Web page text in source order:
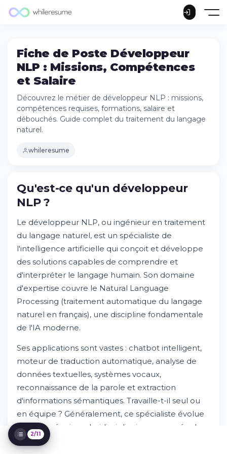
Fiche de Poste Développeur
NLP : Missions, Compétences
et Salaire
Découvrez le métier de développeur NLP : missions,
compétences requises, formations, salaire et
débouchés. Guide complet du traitement du langage
naturel.
whileresume
Qu'est-ce qu'un développeur NLP ?
Essayez Whileresume
Rôle et missions du développeur NLP
Compétences et qualités requises
Comment devenir développeur NLP ?
Débouchés professionnels et secteurs
Salaire et rémunération du développeur
NLP
NLP
Compétences spécifiques et technologies
clés
Tendances et avenir du métier
Rejoindre l'écosystème NLP avec
2/11
Qu'est-ce qu'un développeur
NLP ?
Le développeur NLP, ou ingénieur en traitement
du langage naturel, est un spécialiste de
l'intelligence artificielle qui conçoit et développe
des solutions capables de comprendre et
d'interpréter le langage humain. Son domaine
d'expertise couvre le Natural Language
Processing (traitement automatique du langage
naturel en français), une discipline fondamentale
de l'IA moderne.
Ses applications sont vastes : chatbot intelligent,
moteur de traduction automatique, analyse de
données textuelles, systèmes vocaux,
reconnaissance de la parole et extraction
d'informations sémantiques. Travaille-t-il seul ou
en équipe ? Généralement, ce spécialiste évolue
dans une équipe pluridisciplinaire composée de
data scientists, d'architectes logiciels et de chefs